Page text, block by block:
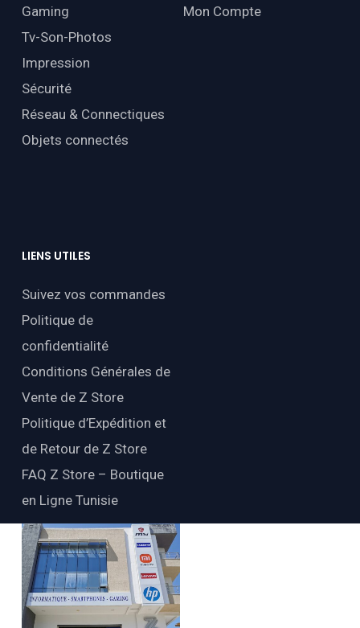
Gaming
Tv-Son-Photos
Impression
Sécurité
Réseau & Connectiques
Objets connectés
Mon Compte
LIENS UTILES
Suivez vos commandes
Politique de
confidentialité
Conditions Générales de
Vente de Z Store
Politique d’Expédition et
de Retour de Z Store
FAQ Z Store – Boutique
en Ligne Tunisie